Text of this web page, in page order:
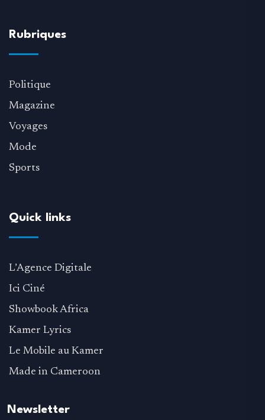
Rubriques
Politique
Magazine
Voyages
Mode
Sports
Quick links
L’Agence Digitale
Ici Ciné
Showbook Africa
Kamer Lyrics
Le Mobile au Kamer
Made in Cameroon
Newsletter